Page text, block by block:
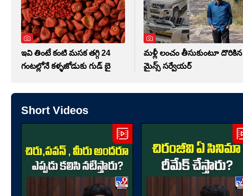
ఇవి తింటే కంటి మసక తగ్గి 24
గంటల్లోనే కళ్ళజోడుకు గుడ్ బై
మళ్లీ లంచం తీసుకుంటూ దొరికిన
మైన్స్ సర్వేయర్
Short Videos